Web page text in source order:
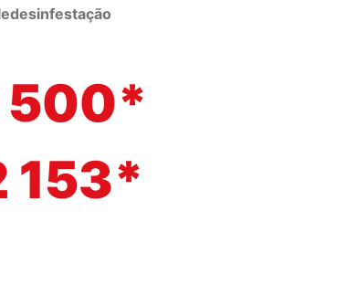
500*
153*